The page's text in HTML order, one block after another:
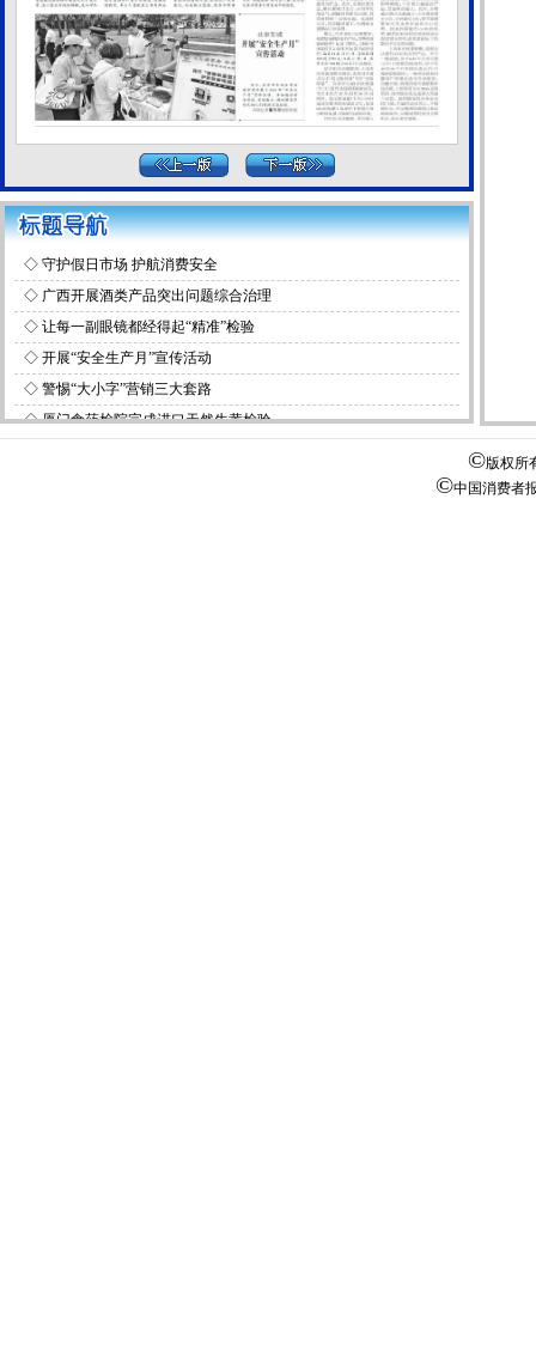
◇ 守护假日市场 护航消费安全
◇ 广西开展酒类产品突出问题综合治理
◇ 让每一副眼镜都经得起“精准”检验
◇ 开展“安全生产月”宣传活动
◇ 警惕“大小字”营销三大套路
◇厦门食药检院完成进口天然牛黄检验
©版权所
©中国消费者